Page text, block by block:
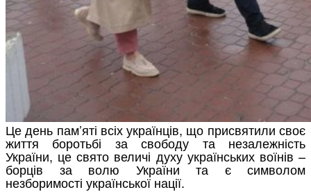
Це день пам’яті всіх українців, що присвятили своє
життя боротьбі за свободу та незалежність
України, це свято величі духу українських воїнів –
борців за волю України та є символом
незборимості української нації.